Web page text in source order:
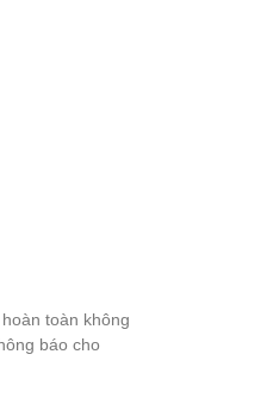
toàn không
báo cho